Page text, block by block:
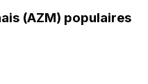
(AZM) populaires